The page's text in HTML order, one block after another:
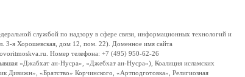
службой по надзору в сфере связи, информационных технологий и
3-я Хорошевская, дом 12, пом. 22). Доменное имя сайта
Номер телефона: +7 (495) 950-62-26
«Джабхат ан-Нусра», «Джебхат ан-Нусра»), Коалиция исламских
«Братство» Корчинского, «Артподготовка», Религиозная